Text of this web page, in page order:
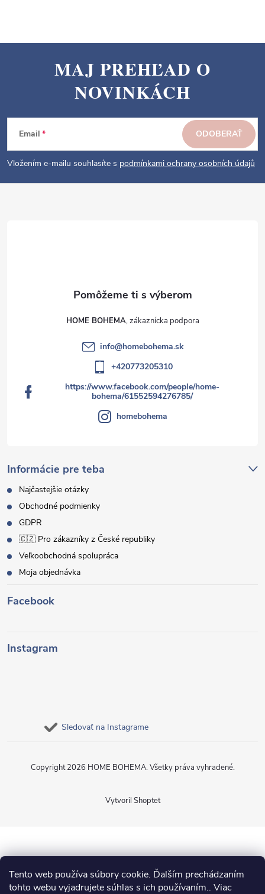
Tento web používa súbory cookie. Ďalším prechádzaním
tohto webu vyjadrujete súhlas s ich používaním.. Viac
p
e
MAJ PREHĽAD O
NOVINKÁCH
Email
Vložením e-mailu souhlasíte s podmínkami ochrany osobních údajů
ODOBERAŤ
Informácie pre teba
Najčastejšie otázky
Obchodné podmienky
GDPR
🇨🇿 Pro zákazníky z České republiky
Veľkoobchodná spolupráca
Moja objednávka
HOME BOHEMA
info@homebohema.sk
+420773205310
https://www.facebook.com/people/home-
bohema/61552594276785/
homebohema
Facebook
Instagram
Sledovať na Instagrame
Vytvoril Shoptet
Copyright 2026 HOME BOHEMA. Všetky práva vyhradené.